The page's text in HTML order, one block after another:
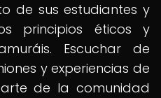
de sus estudiantes y
principios éticos y
Escuchar de
y experiencias de
de la comunidad